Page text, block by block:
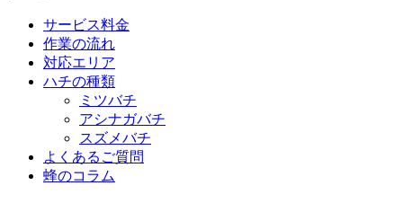
サービス料金
作業の流れ
対応エリア
ハチの種類
ミツバチ
アシナガバチ
スズメバチ
よくあるご質問
蜂のコラム